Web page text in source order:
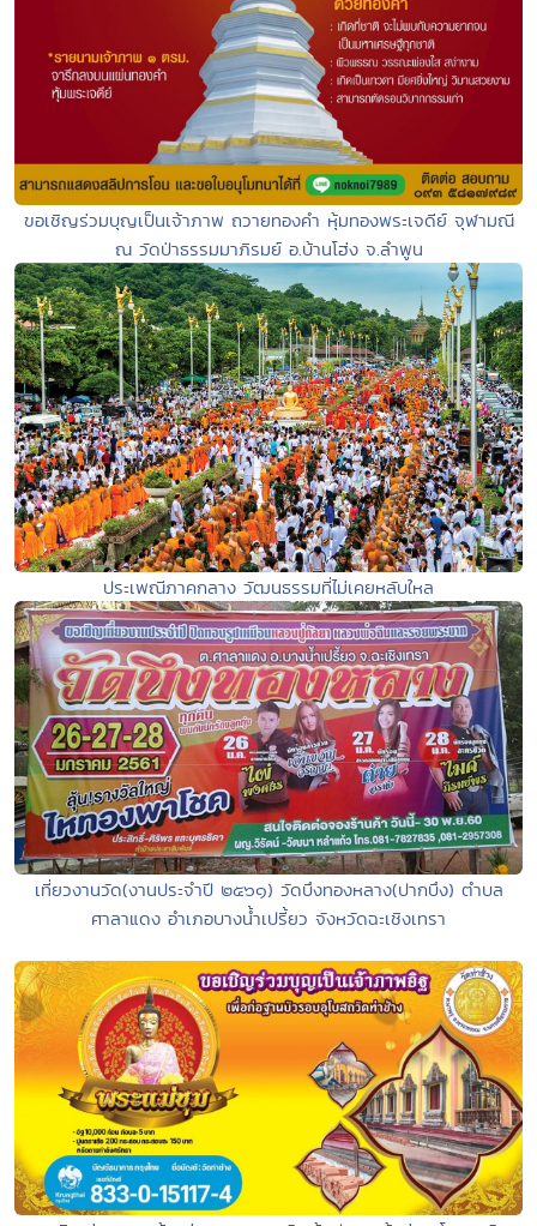
ขอเชิญร่วมบุญเป็นเจ้าภาพ ถวายทองคำ หุ้มทองพระเจดีย์ จุฬามณี
ณ วัดป่าธรรมมาภิรมย์ อ.บ้านโฮ่ง จ.ลำพูน
ประเพณีภาคกลาง วัฒนธรรมที่ไม่เคยหลับใหล
เที่ยวงานวัด(งานประจำปี ๒๕๖๑) วัดบึงทองหลาง(ปากบึง) ตำบล
ศาลาแดง อำเภอบางน้ำเปรี้ยว จังหวัดฉะเชิงเทรา